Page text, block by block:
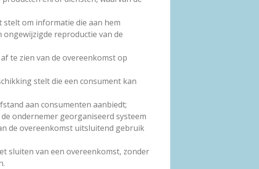
stelt om informatie die aan hem
reproductie van de
te zien van de overeenkomst op
stelt die een consument kan
aan consumenten aanbiedt;
ondernemer georganiseerd systeem
de overeenkomst uitsluitend gebruik
sluiten van een overeenkomst, zonder